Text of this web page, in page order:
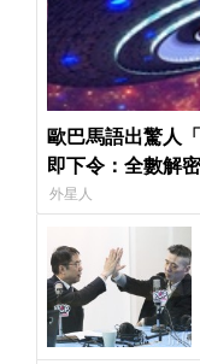
歐巴馬語出驚人
即下令：全數解密
外星人